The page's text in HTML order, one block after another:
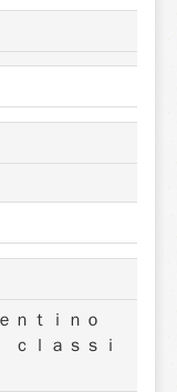
ｎｔｉｎｏ
ｃｌａｓｓｉ